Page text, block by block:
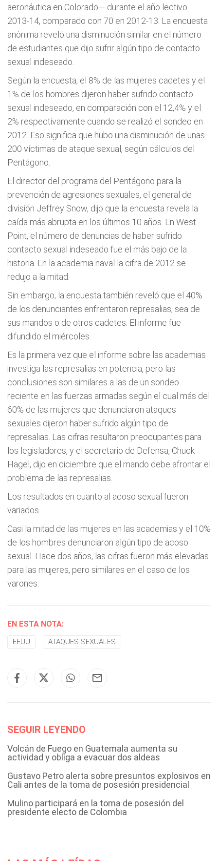
aeronáutica en Colorado— durante el año lectivo
2013-14, comparado con 70 en 2012-13. La encuesta
anónima reveló una disminución similar en el número
de estudiantes que dijo sufrir algún tipo de contacto
sexual indeseado.
Según la encuesta, el 8% de las mujeres cadetes y el
1% de los hombres dijeron haber sufrido contacto
sexual indeseado, en comparación con el 12,4% y el
2% respectivamente cuando se realizó el sondeo en
2012. Eso significa que hubo una disminución de unas
200 víctimas de ataque sexual, según cálculos del
Pentágono.
El director del programa del Pentágono para la
prevención de agresiones sexuales, el general de
división Jeffrey Snow, dijo que la encuesta revela la
caída más abrupta en los últimos 10 años. En West
Point, el número de denuncias de haber sufrido
contacto sexual indeseado fue el más bajo de la
historia. En la academia naval la cifra de 2012 se
redujo a la mitad.
Sin embargo, la encuesta también reveló que el 40%
de los denunciantes enfrentaron represalias, sea de
sus mandos o de otros cadetes. El informe fue
difundido el miércoles.
Es la primera vez que el informe sobre las academias
investiga las represalias en potencia, pero las
conclusiones son similares a las de un sondeo
reciente en las fuerzas armadas según el cual más del
60% de las mujeres que denunciaron ataques
sexuales dijeron haber sufrido algún tipo de
represalias. Las cifras resultaron preocupantes para
los legisladores, y el secretario de Defensa, Chuck
Hagel, dijo en diciembre que el mando debe afrontar el
problema de las represalias.
Los resultados en cuanto al acoso sexual fueron
variados.
Casi la mitad de las mujeres en las academias y el 10%
de los hombres denunciaron algún tipo de acoso
sexual. Hace dos años, las cifras fueron más elevadas
para las mujeres, pero similares en el caso de los
varones.
EN ESTA NOTA:
EEUU ATAQUES SEXUALES
SEGUIR LEYENDO
Volcán de Fuego en Guatemala aumenta su
actividad y obliga a evacuar dos aldeas
Gustavo Petro alerta sobre presuntos explosivos en
Cali antes de la toma de posesión presidencial
Mulino participará en la toma de posesión del
presidente electo de Colombia